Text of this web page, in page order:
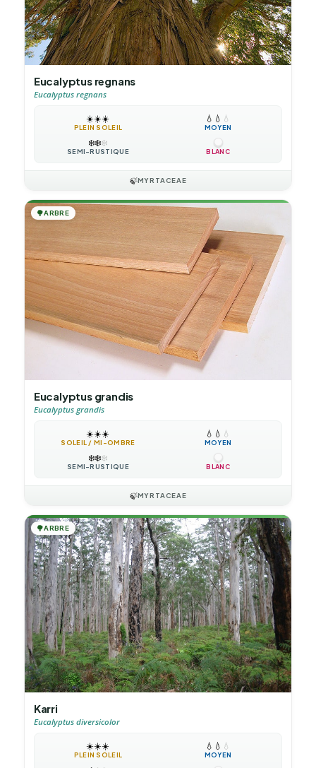
Eucalyptus regnans
Eucalyptus regnans
☀️☀️☀️
PLEIN SOLEIL
💧 💧 💧
MOYEN
❄️❄️❄️
SEMI-RUSTIQUE BLANC
🍃MYRTACEAE
🌳ARBRE
Eucalyptus grandis
Eucalyptus grandis
☀️☀️☀️
SOLEIL / MI-OMBRE
💧 💧 💧
MOYEN
❄️❄️❄️
SEMI-RUSTIQUE BLANC
🍃MYRTACEAE
🌳ARBRE
Karri
Eucalyptus diversicolor
☀️☀️☀️
PLEIN SOLEIL
💧 💧 💧
MOYEN